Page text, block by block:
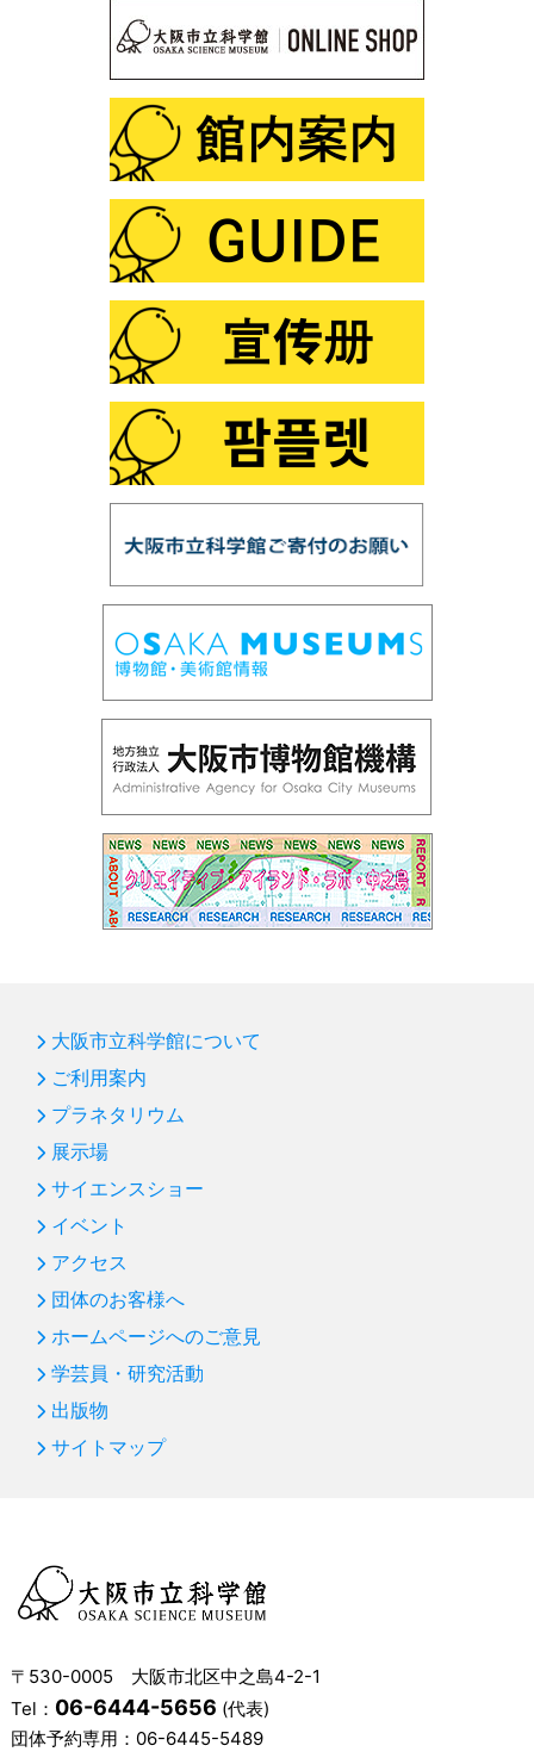
大阪市立科学館について
ご利用案内
プラネタリウム
展示場
サイエンスショー
イベント
アクセス
団体のお客様へ
ホームページへのご意見
学芸員・研究活動
出版物
サイトマップ
〒530-0005 大阪市北区中之島4-2-1
Tel： 06-6444-5656 (代表)
団体予約専用： 06-6445-5489